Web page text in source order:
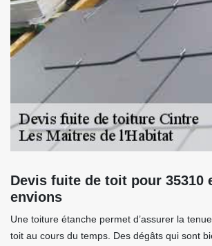
Devis fuite de toit pour 35310
envions
Une toiture étanche permet d’assurer la
toit au cours du temps. Des dégâts qui sont